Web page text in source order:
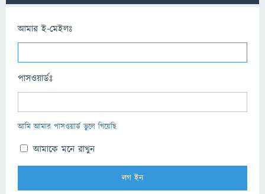
আমার ই-মেইলঃ
পাসওয়ার্ডঃ
আমি আমার পাসওয়ার্ড ভুলে গিয়েছি
আমাকে মনে রাখুন